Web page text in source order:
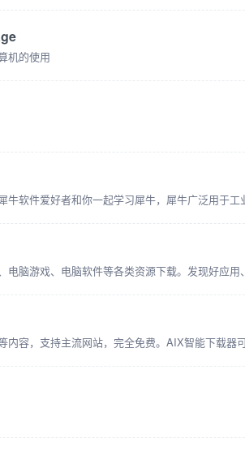
机的使用